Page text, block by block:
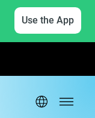
Use the App